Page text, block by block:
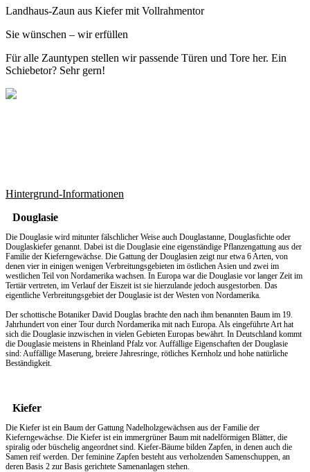
Landhaus-Zaun aus Kiefer mit Vollrahmentor
Sie wünschen – wir erfüllen
Für alle Zauntypen stellen wir passende Türen und Tore her. Ein
Schiebetor? Sehr gern!
Hintergrund-Informationen
Douglasie
Die Douglasie wird mitunter fälschlicher Weise auch Douglastanne, Douglasfichte oder
Douglaskiefer genannt. Dabei ist die Douglasie eine eigenständige Pflanzengattung aus der
Familie der Kieferngewächse. Die Gattung der Douglasien zeigt nur etwa 6 Arten, von
denen vier in einigen wenigen Verbreitungsgebieten im östlichen Asien und zwei im
westlichen Teil von Nordamerika wachsen. In Europa war die Douglasie vor langer Zeit im
Tertiär vertreten, im Verlauf der Eiszeit ist sie hierzulande jedoch ausgestorben. Das
eigentliche Verbreitungsgebiet der Douglasie ist der Westen von Nordamerika.
Der schottische Botaniker David Douglas brachte den nach ihm benannten Baum im 19.
Jahrhundert von einer Tour durch Nordamerika mit nach Europa. Als eingeführte Art hat
sich die Douglasie inzwischen in vielen Gebieten Europas bewährt. In Deutschland kommt
die Douglasie meistens in Rheinland Pfalz vor. Auffällige Eigenschaften der Douglasie
sind: Auffällige Maserung, breiere Jahresringe, rötliches Kernholz und hohe natürliche
Beständigkeit.
Kiefer
Die Kiefer ist ein Baum der Gattung Nadelholzgewächsen aus der Familie der
Kieferngewächse. Die Kiefer ist ein immergrüner Baum mit nadelförmigen Blätter, die
spiralig oder büschelig angeordnet sind. Kiefer-Bäume bilden Zapfen, in denen auch die
Samen reif werden. Der feminine Zapfen besteht aus verholzenden Samenschuppen, an
deren Basis 2 zur Basis gerichtete Samenanlagen stehen.